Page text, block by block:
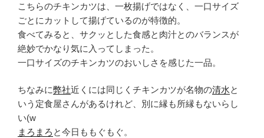
こちらのチキンカツは、一枚揚げではなく、一口サイズ
ごとにカットして揚げているのが特徴的。
食べてみると、サクッとした食感と肉汁とのバランスが
絶妙でかなり気に入ってしまった。
一口サイズのチキンカツのおいしさを感じた一品。
ちなみに弊社近くには同じくチキンカツが名物の清水と
いう定食屋さんがあるけれど、別に縁も所縁もないらし
い(w
まろまろ と今日ももぐもぐ。